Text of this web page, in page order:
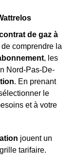
de gaz à
comprendre la
, les
Nord-Pas-De-
. En prenant
le
et à votre
jouent un
tarifaire.